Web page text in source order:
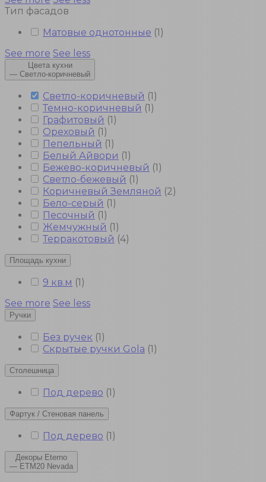
Тип фасадов
Матовые однотонные (1)
See more See less
Цвета кухни
— Светло-коричневый
Светло-коричневый (1)
Темно-коричневый (1)
Графитовый (1)
Ореховый (1)
Пепельный (1)
Белый Айвори (1)
Бежево-коричневый (1)
Светло-бежевый (1)
Коричневый Земляной (2)
Бело-серый (1)
Песочный (1)
Жемчужный (1)
Терракотовый (4)
Площадь кухни
9 кв.м (1)
See more See less
Ручки
Без ручек (1)
Скрытые ручки Gola (1)
Столешница
Под дерево (1)
Фартук / Стеновая панель
Под дерево (1)
Декоры Eterno
— ETM20 Nevada